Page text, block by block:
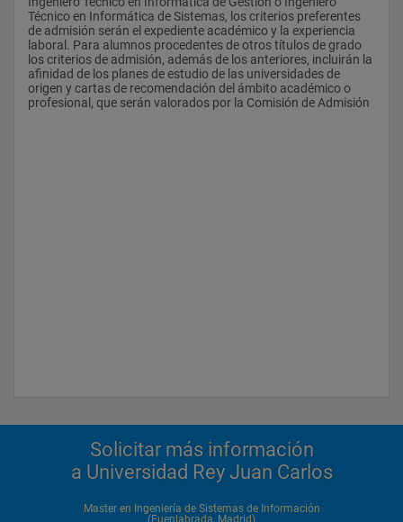
Técnico en Informática de Sistemas, los criterios preferentes
de admisión serán el expediente académico y la experiencia
laboral. Para alumnos procedentes de otros títulos de grado
los criterios de admisión, además de los anteriores, incluirán la
afinidad de los planes de estudio de las universidades de
origen y cartas de recomendación del ámbito académico o
profesional, que serán valorados por la Comisión de Admisión
Solicitar más información
a Universidad Rey Juan Carlos
Master en Ingeniería de Sistemas de Información
(Fuenlabrada, Madrid)